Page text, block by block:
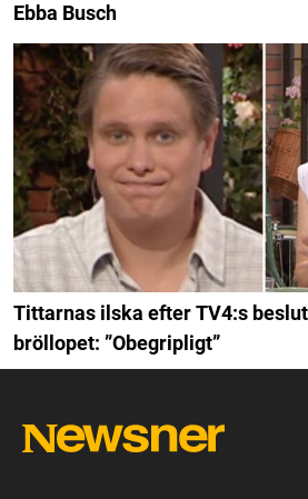
Ebba Busch
Tittarnas ilska efter TV4:s
bröllopet: ”Obegripligt”